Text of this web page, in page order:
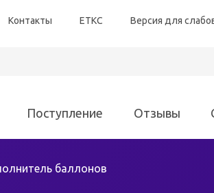
Контакты ЕТКС Версия для
Поступление Отзывы
баллонов